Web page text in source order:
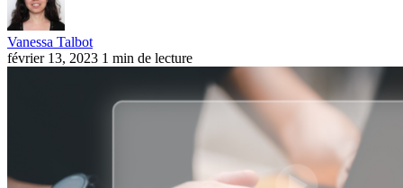
Vanessa Talbot
février 13, 2023 1 min de lecture